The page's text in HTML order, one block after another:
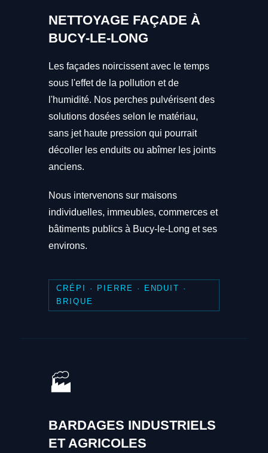
NETTOYAGE FAÇADE À
BUCY-LE-LONG
Les façades noircissent avec le temps
sous l'effet de la pollution et de
l'humidité. Nos perches pulvérisent des
solutions dosées selon le matériau,
sans jet haute pression qui pourrait
décoller les enduits ou abîmer les joints
anciens.
Nous intervenons sur maisons
individuelles, immeubles, commerces et
bâtiments publics à Bucy-le-Long et ses
environs.
CRÉPI · PIERRE · ENDUIT ·
BRIQUE
🏭
BARDAGES INDUSTRIELS
ET AGRICOLES